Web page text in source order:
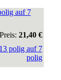
auf 7
Preis: 21,40 €